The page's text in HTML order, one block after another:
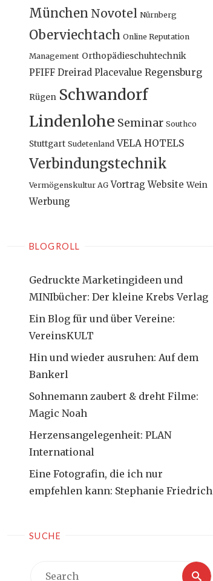
München Novotel Nürnberg
Oberviechtach Online Reputation
Management Orthopädieschuhtechnik
PFIFF Dreirad Placevalue Regensburg
Rügen Schwandorf
Lindenlohe Seminar Southco
Stuttgart Sudetenland VELA HOTELS
Verbindungstechnik
Vermögenskultur AG Vortrag Website Wein
Werbung
BLOGROLL
Gedruckte Marketingideen und
MINIbücher: Der kleine Krebs Verlag
Ein Blog für und über Vereine:
VereinsKULT
Hin und wieder ausruhen: Auf dem
Bankerl
Sohnemann zaubert & dreht Filme:
Magic Noah
Herzensangelegenheit: PLAN
International
Eine Fotografin, die ich nur
empfehlen kann: Stephanie Friedrich
SUCHE
Search